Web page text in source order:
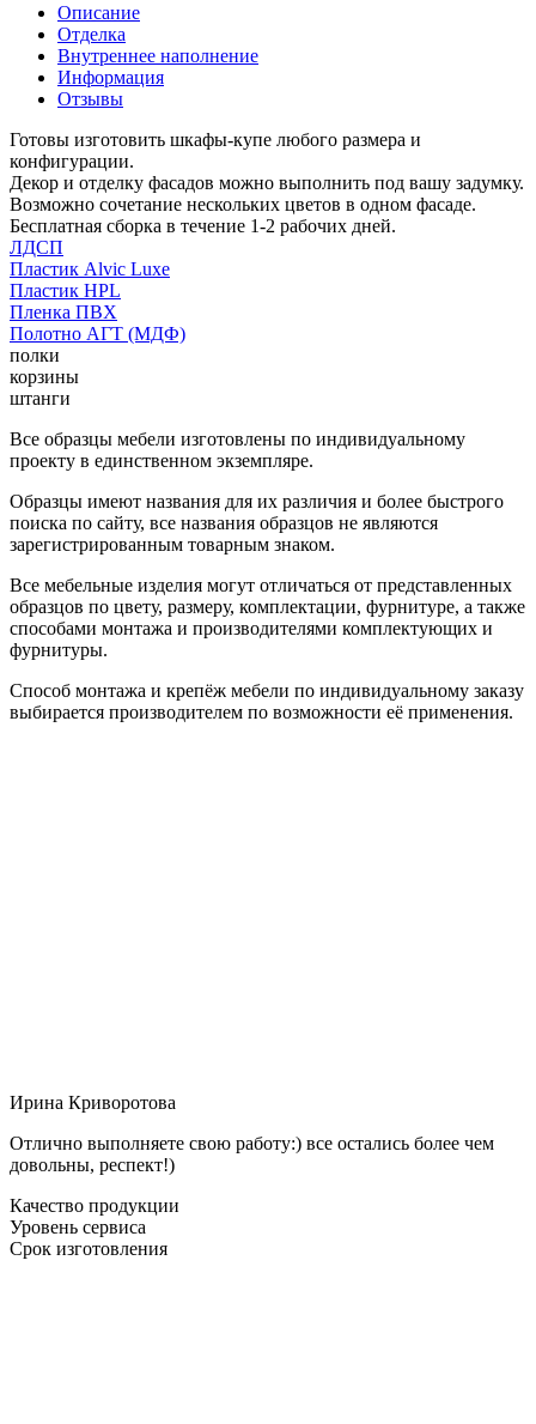
Описание
Отделка
Внутреннее наполнение
Информация
Отзывы
Готовы изготовить шкафы-купе любого размера и
конфигурации.
Декор и отделку фасадов можно выполнить под вашу задумку.
Возможно сочетание нескольких цветов в одном фасаде.
Бесплатная сборка в течение 1-2 рабочих дней.
ЛДСП
Пластик Alvic Luxe
Пластик HPL
Пленка ПВХ
Полотно АГТ (МДФ)
полки
корзины
штанги
Все образцы мебели изготовлены по индивидуальному
проекту в единственном экземпляре.
Образцы имеют названия для их различия и более быстрого
поиска по сайту, все названия образцов не являются
зарегистрированным товарным знаком.
Все мебельные изделия могут отличаться от представленных
образцов по цвету, размеру, комплектации, фурнитуре, а также
способами монтажа и производителями комплектующих и
фурнитуры.
Способ монтажа и крепёж мебели по индивидуальному заказу
выбирается производителем по возможности её применения.
Ирина Криворотова
Отлично выполняете свою работу:) все остались более чем
довольны, респект!)
Качество продукции
Уровень сервиса
Срок изготовления